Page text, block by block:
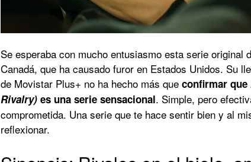
Se esperaba con mucho entusiasmo esta serie original
Canadá, que ha causado furor en Estados Unidos. Su
de Movistar Plus+ no ha hecho más que confirmar que
Rivalry) es una serie sensacional. Simple, pero
comprometida. Una serie que te hace sentir bien y al
reflexionar.